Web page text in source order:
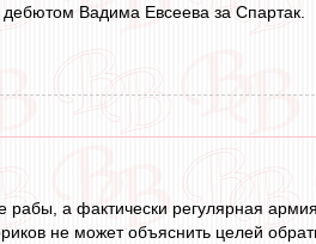
Вадима Евсеева за Спартак.
рабы, а фактически регулярная
не может объяснить целей